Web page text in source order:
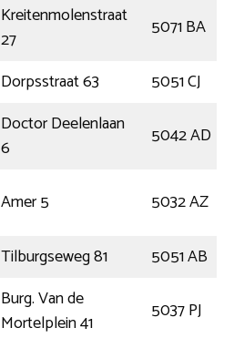
Kreitenmolenstraat
27
5071 BA
Dorpsstraat 63 5051 CJ
Doctor Deelenlaan
6
5042 AD
Amer 5 5032 AZ
Tilburgseweg 81 5051 AB
Burg. Van de
Mortelplein 41
5037 PJ